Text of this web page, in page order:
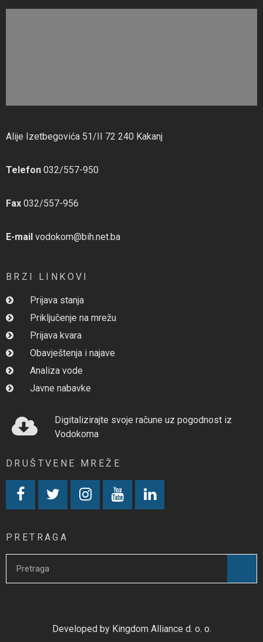
Alije Izetbegovića 51/II 72 240 Kakanj
Telefon 032/557-950
Fax 032/557-956
E-mail vodokom@bih.net.ba
BRZI LINKOVI
Prijava stanja
Priključenje na mrežu
Prijava kvara
Obavještenja i najave
Analiza vode
Javne nabavke
Digitalizirajte svoje račune uz pogodnost iz
Vodokoma
DRUŠTVENE MREŽE
PRETRAGA
Developed by Kingdom Alliance d. o. o.